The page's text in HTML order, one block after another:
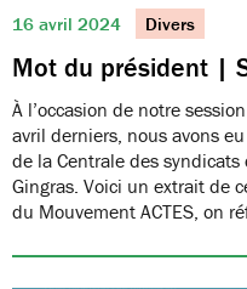
16 avril 2024 Divers
Mot du président |
À l’occasion de notre
avril derniers, nous avons
de la Centrale des syndicats
Gingras. Voici un extrait de
du Mouvement ACTES, on